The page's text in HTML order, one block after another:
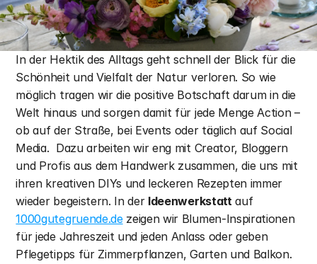
In der Hektik des Alltags geht schnell der Blick für die
Schönheit und Vielfalt der Natur verloren. So wie
möglich tragen wir die positive Botschaft darum in die
Welt hinaus und sorgen damit für jede Menge Action –
ob auf der Straße, bei Events oder täglich auf Social
Media. ​ Dazu arbeiten wir eng mit Creator, Bloggern
und Profis aus dem Handwerk zusammen, die uns mit
ihren kreativen DIYs und leckeren Rezepten immer
wieder begeistern. In der Ideenwerkstatt
auf
1000gutegruende.de zeigen wir Blumen-Inspirationen
für jede Jahreszeit und jeden Anlass oder geben
Pflegetipps für Zimmerpflanzen, Garten und Balkon.